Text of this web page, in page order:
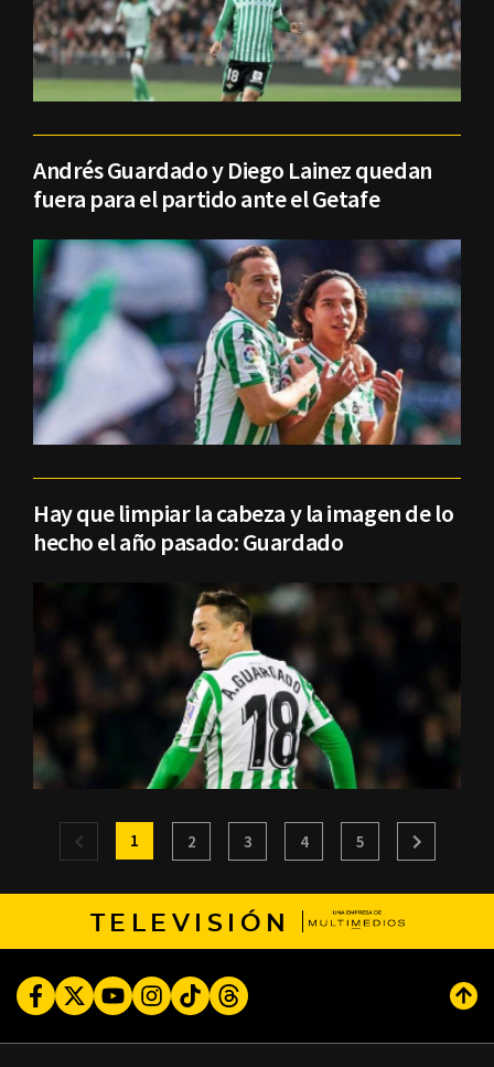
Andrés Guardado y Diego Lainez quedan
fuera para el partido ante el Getafe
Hay que limpiar la cabeza y la imagen de lo
hecho el año pasado: Guardado
1 2 3 4 5
TELEVISIÓN
FacebookTwitterYoutubeInstagram
TikTokThreads